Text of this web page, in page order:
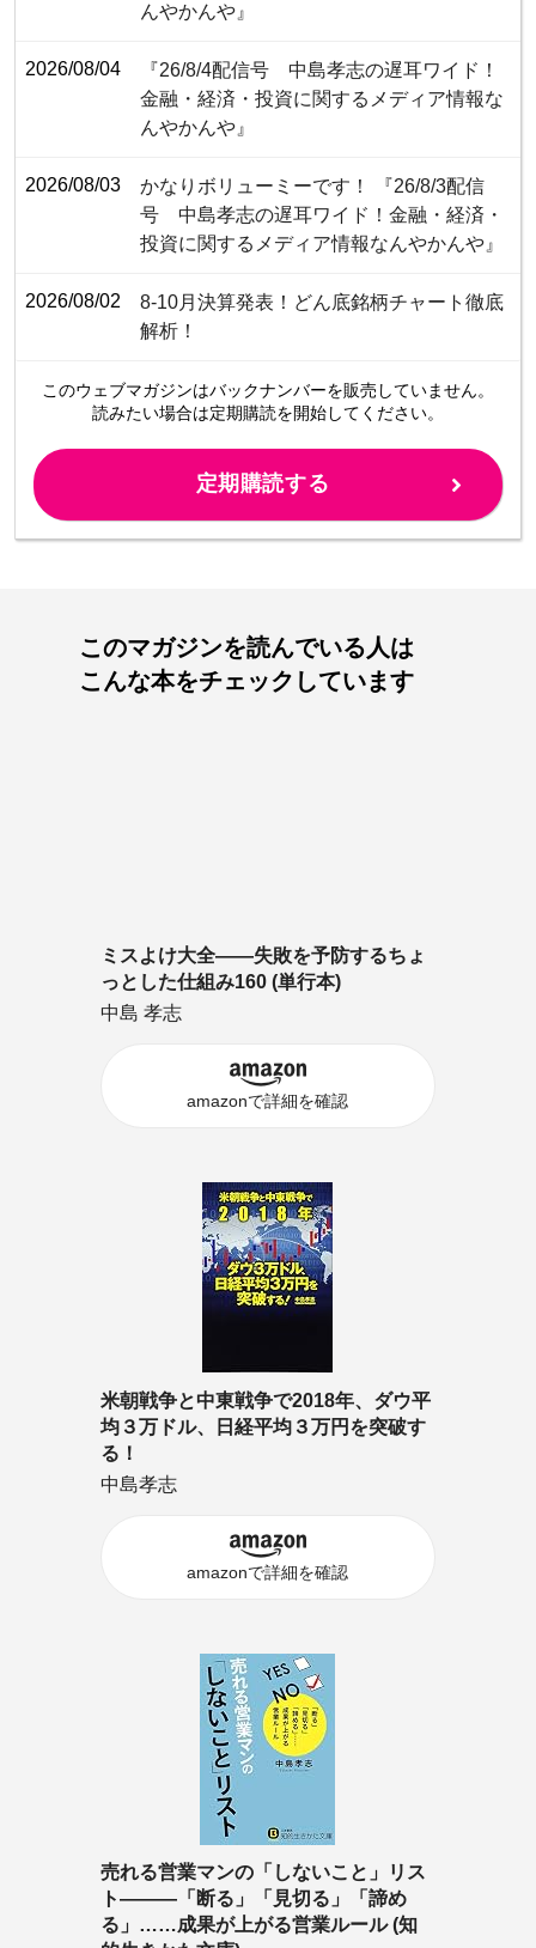
んやかんや』
2026/08/04
『26/8/4配信号 中島孝志の遅耳ワイド！
金融・経済・投資に関するメディア情報な
んやかんや』
2026/08/03
かなりボリューミーです！ 『26/8/3配信
号 中島孝志の遅耳ワイド！金融・経済・
投資に関するメディア情報なんやかんや』
2026/08/02
8-10月決算発表！どん底銘柄チャート徹底
解析！
このウェブマガジンはバックナンバーを販売していません。
読みたい場合は定期購読を開始してください。
定期購読する
このマガジンを読んでいる人は
こんな本をチェックしています
ミスよけ大全――失敗を予防するちょ
っとした仕組み160 (単行本)
中島 孝志
amazonで詳細を確認
米朝戦争と中東戦争で2018年、ダウ平
均３万ドル、日経平均３万円を突破す
る！
中島孝志
amazonで詳細を確認
売れる営業マンの「しないこと」リス
ト―――「断る」「見切る」「諦め
る」……成果が上がる営業ルール (知